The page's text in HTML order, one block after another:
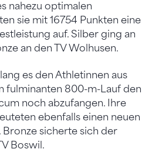
nahezu optimalen
sie mit 16754 Punkten eine
auf. Silber ging an
an den TV Wolhusen.
es den Athletinnen aus
fulminanten 800-m-Lauf den
noch abzufangen. Ihre
ebenfalls einen neuen
sicherte sich der
Boswil.